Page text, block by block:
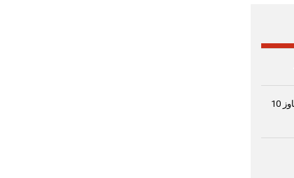
إنتاج القمح في مصر خلال موسم 2026، يتجاوز 10